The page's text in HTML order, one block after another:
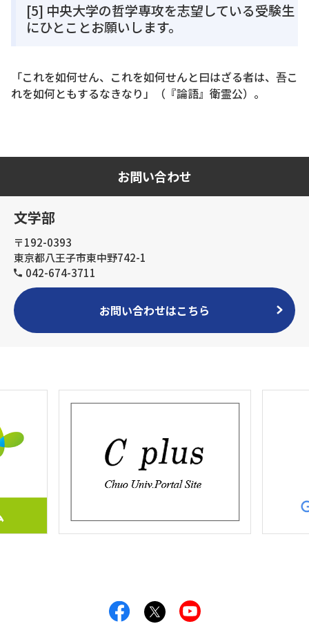
[5] 中央大学の哲学専攻を志望している受験生
にひとことお願いします。
「これを如何せん、これを如何せんと曰はざる者は、吾こ
れを如何ともするなきなり」（『論語』衛霊公）。
お問い合わせ
文学部
〒192-0393
東京都八王子市東中野742-1
042-674-3711
お問い合わせはこちら